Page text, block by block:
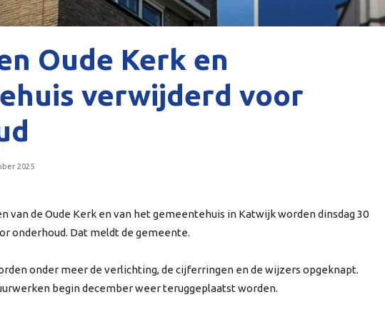
Oude Kerk en
verwijderd voor
2025
van de Oude Kerk en van het gemeentehuis in Katwijk worden dinsdag 30
onderhoud. Dat meldt de gemeente.
onder meer de verlichting, de cijferringen en de wijzers opgeknapt.
begin december weer teruggeplaatst worden.